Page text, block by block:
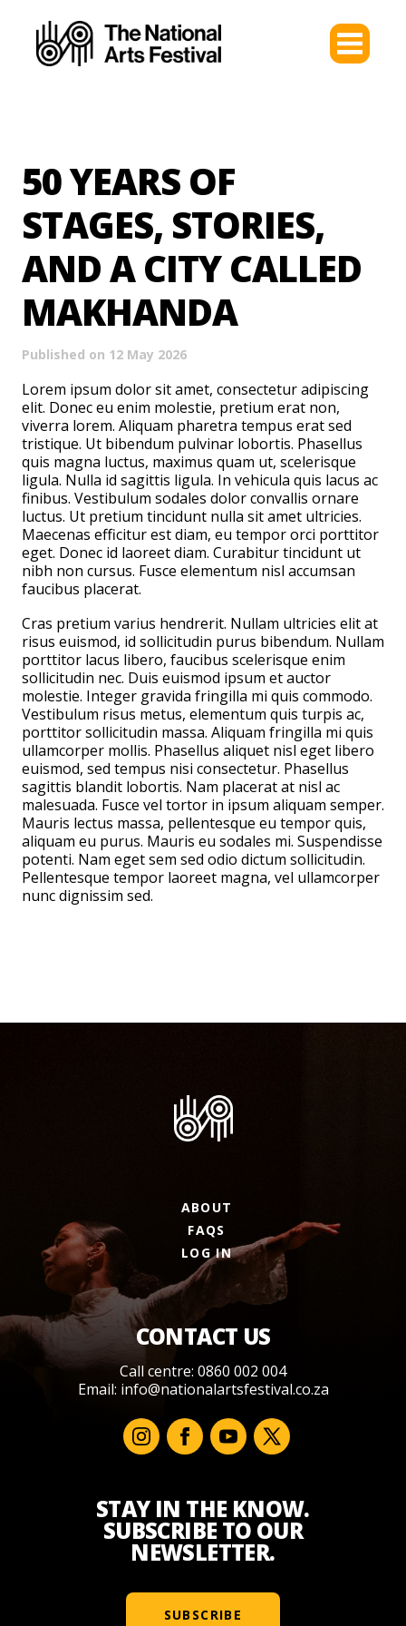
50 YEARS OF
STAGES, STORIES,
AND A CITY CALLED
MAKHANDA
Published on 12 May 2026
Lorem ipsum dolor sit amet, consectetur adipiscing
elit. Donec eu enim molestie, pretium erat non,
viverra lorem. Aliquam pharetra tempus erat sed
tristique. Ut bibendum pulvinar lobortis. Phasellus
quis magna luctus, maximus quam ut, scelerisque
ligula. Nulla id sagittis ligula. In vehicula quis lacus ac
finibus. Vestibulum sodales dolor convallis ornare
luctus. Ut pretium tincidunt nulla sit amet ultricies.
Maecenas efficitur est diam, eu tempor orci porttitor
eget. Donec id laoreet diam. Curabitur tincidunt ut
nibh non cursus. Fusce elementum nisl accumsan
faucibus placerat.
Cras pretium varius hendrerit. Nullam ultricies elit at
risus euismod, id sollicitudin purus bibendum. Nullam
porttitor lacus libero, faucibus scelerisque enim
sollicitudin nec. Duis euismod ipsum et auctor
molestie. Integer gravida fringilla mi quis commodo.
Vestibulum risus metus, elementum quis turpis ac,
porttitor sollicitudin massa. Aliquam fringilla mi quis
ullamcorper mollis. Phasellus aliquet nisl eget libero
euismod, sed tempus nisi consectetur. Phasellus
sagittis blandit lobortis. Nam placerat at nisl ac
malesuada. Fusce vel tortor in ipsum aliquam semper.
Mauris lectus massa, pellentesque eu tempor quis,
aliquam eu purus. Mauris eu sodales mi. Suspendisse
potenti. Nam eget sem sed odio dictum sollicitudin.
Pellentesque tempor laoreet magna, vel ullamcorper
nunc dignissim sed.
ABOUT
FAQS
LOG IN
CONTACT US
Call centre: 0860 002 004
Email: info@nationalartsfestival.co.za
STAY IN THE KNOW.
SUBSCRIBE TO OUR
NEWSLETTER.
SUBSCRIBE